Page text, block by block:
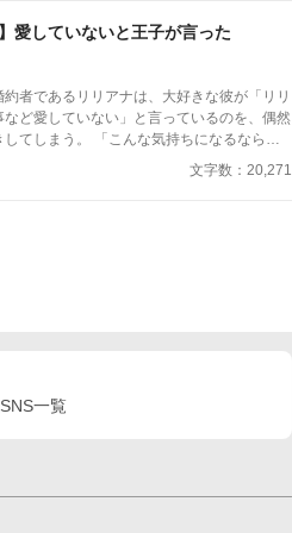
】愛していないと王子が言った
約者であるリリアナは、大好きな彼が「リリ
など愛していない」と言っているのを、偶然
してしまう。 「こんな気持ちになるなら
ど知りたくはなかったのに･･･」 ショックを
アナは、王子と距離を置こうとするのだ
文字数：20,271
一覧